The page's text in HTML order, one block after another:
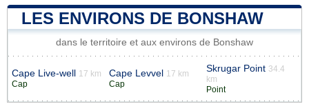
LES ENVIRONS DE BONSHAW
dans le territoire et aux environs de Bonshaw
Cape Live-well 17 km
Cap
Cape Levvel 17 km
Cap
Skrugar Point 34.4
km
Point